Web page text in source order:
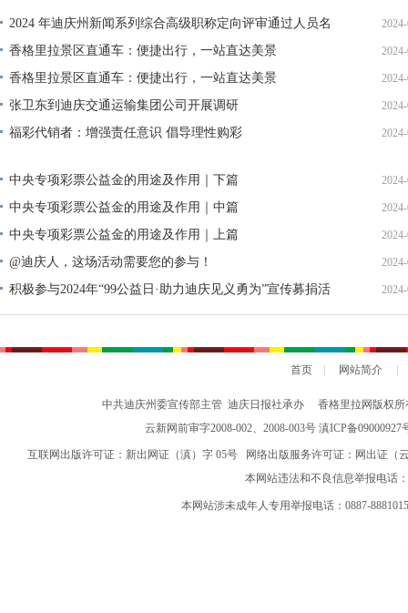
2024 年迪庆州新闻系列综合高级职称定向评审通过人员名
单公示
香格里拉景区直通车：便捷出行，一站直达美景
香格里拉景区直通车：便捷出行，一站直达美景
张卫东到迪庆交通运输集团公司开展调研
福彩代销者：增强责任意识 倡导理性购彩
中央专项彩票公益金的用途及作用｜下篇
中央专项彩票公益金的用途及作用｜中篇
中央专项彩票公益金的用途及作用｜上篇
@迪庆人，这场活动需要您的参与！
积极参与2024年“99公益日·助力迪庆见义勇为”宣传募捐活
动倡议书